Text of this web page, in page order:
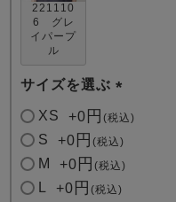
221110
6 グレ
イパープ
ル
サイズを選ぶ
(
)
XS +0 税込
S +0 税込
M +0 税込
+0 税込